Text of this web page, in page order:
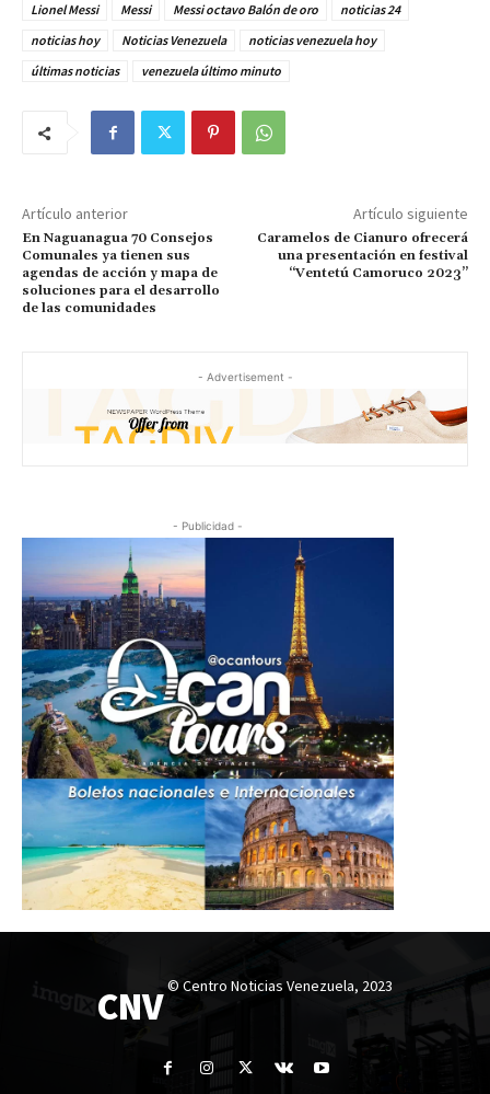
Lionel Messi
Messi Messi octavo Balón de oro
noticias 24
noticias hoy
Noticias Venezuela
noticias venezuela hoy
últimas noticias
venezuela último minuto
Artículo anterior
En Naguanagua 70 Consejos
Comunales ya tienen sus
agendas de acción y mapa de
soluciones para el desarrollo
de las comunidades
Artículo siguiente
Caramelos de Cianuro ofrecerá
una presentación en festival
“Ventetú Camoruco 2023”
- Advertisement -
- Publicidad -
CNV © Centro Noticias Venezuela, 2023